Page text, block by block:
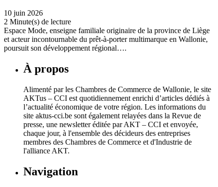
10 juin 2026
2 Minute(s) de lecture
Espace Mode, enseigne familiale originaire de la province de Liège
et acteur incontournable du prêt-à-porter multimarque en Wallonie,
poursuit son développement régional….
À propos
Alimenté par les Chambres de Commerce de Wallonie, le site
AKTus – CCI est quotidiennement enrichi d’articles dédiés à
l’actualité économique de votre région. Les informations du
site aktus-cci.be sont également relayées dans la Revue de
presse, une newsletter éditée par AKT – CCI et envoyée,
chaque jour, à l'ensemble des décideurs des entreprises
membres des Chambres de Commerce et d'Industrie de
l'alliance AKT.
Navigation